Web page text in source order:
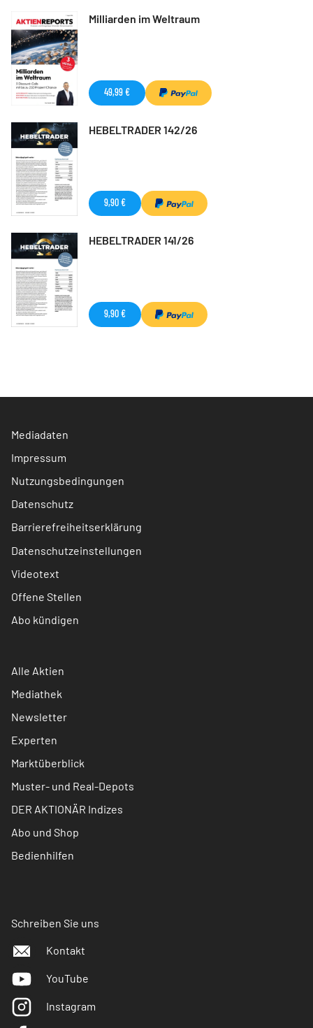
Milliarden im Weltraum
49,99 €
HEBELTRADER 142/26
9,90 €
HEBELTRADER 141/26
9,90 €
Mediadaten
Impressum
Nutzungsbedingungen
Datenschutz
Barrierefreiheitserklärung
Datenschutzeinstellungen
Videotext
Offene Stellen
Abo kündigen
Alle Aktien
Mediathek
Newsletter
Experten
Marktüberblick
Muster- und Real-Depots
DER AKTIONÄR Indizes
Abo und Shop
Bedienhilfen
Schreiben Sie uns
Kontakt
YouTube
Instagram